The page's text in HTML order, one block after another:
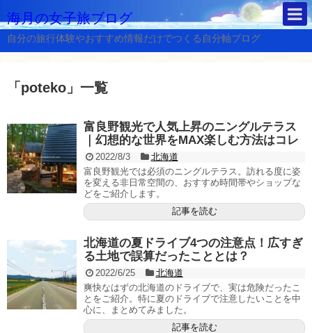
海月の女子旅ブログ
自分の旅行体験やおすすめ情報だけでつくる自分軸ブログ
「 poteko 」 一覧
富良野観光で人気上昇のニングルテラス
｜幻想的な世界をMAX楽しむ方法はコレ
2022/8/3
北海道
富良野観光では必須のニングルテラス。訪れる度に姿
を変える非日常空間の、おすすめ時間帯やショップな
どをご紹介します。
記事を読む
北海道の夏ドライブ4つの注意点！広すぎ
る土地で誤算だったこととは？
2022/6/25
北海道
爽快なはずの北海道のドライブで、実は危険だったこ
とをご紹介。特に夏のドライブで注意したいことを中
心に、まとめてみました。
記事を読む